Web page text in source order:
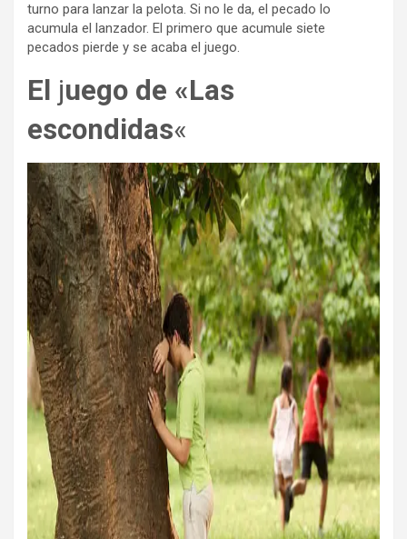
turno para lanzar la pelota. Si no le da, el pecado lo
acumula el lanzador. El primero que acumule siete
pecados pierde y se acaba el juego.
El juego de «Las
escondidas«